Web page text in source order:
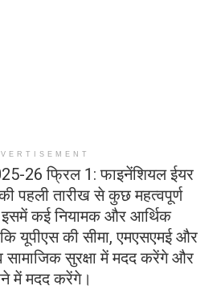
26 फ्रिल 1: फाइनेंशियल ईयर
पहली तारीख से कुछ महत्वपूर्ण
इसमें कई नियामक और आर्थिक
यूपीएस की सीमा, एमएसएमई और
सुरक्षा में मदद करेंगे और
में मदद करेंगे।